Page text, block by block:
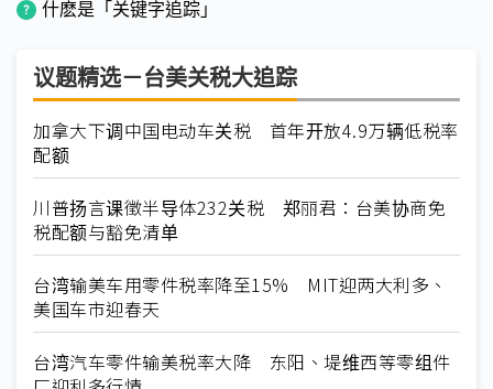
什麽是「关键字追踪」
议题精选－台美关税大追踪
加拿大下调中国电动车关税 首年开放4.9万辆低税率
配额
川普扬言课徵半导体232关税 郑丽君：台美协商免
税配额与豁免清单
台湾输美车用零件税率降至15% MIT迎两大利多、
美国车市迎春天
台湾汽车零件输美税率大降 东阳、堤维西等零组件